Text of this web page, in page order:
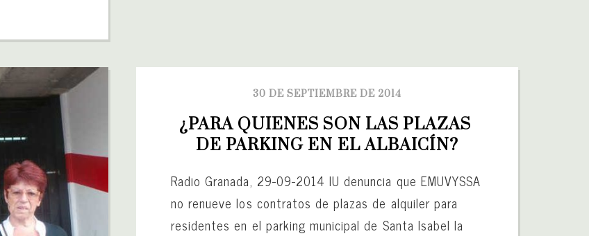
30 DE SEPTIEMBRE DE 2014
¿PARA QUIENES SON LAS PLAZAS
DE PARKING EN EL ALBAICÍN?
Radio Granada, 29-09-2014 IU denuncia que EMUVYSSA
no renueve los contratos de plazas de alquiler para
residentes en el parking municipal de Santa Isabel la